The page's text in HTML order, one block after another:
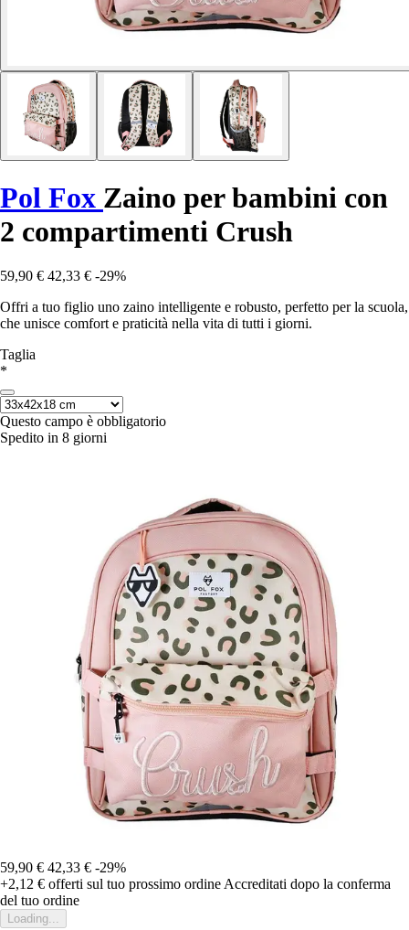
Pol Fox Zaino per bambini con
2 compartimenti Crush
59,90 € 42,33 € -29%
Offri a tuo figlio uno zaino intelligente e robusto, perfetto per la scuola,
che unisce comfort e praticità nella vita di tutti i giorni.
Taglia
*
Questo campo è obbligatorio
Spedito in 8 giorni
59,90 € 42,33 € -29%
+2,12 € offerti sul tuo prossimo ordine Accreditati dopo la conferma
del tuo ordine
Loading...